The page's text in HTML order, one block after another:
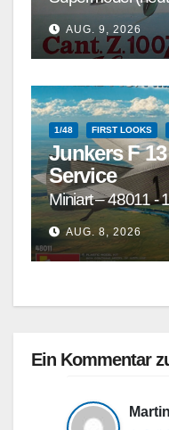
AUG. 9, 2026
1/48 FIRST LOOKS
Junkers F
Service
Miniart – 48011 -
AUG. 8, 2026
Ein Kommentar